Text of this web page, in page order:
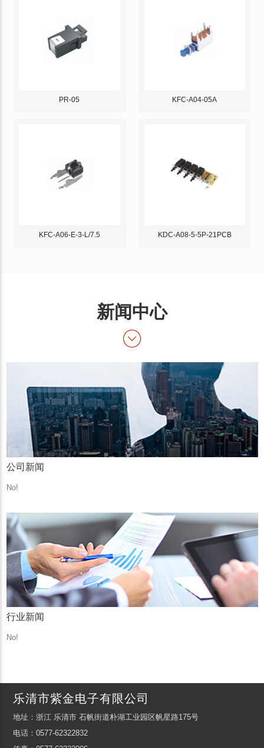
PR-05 KFC-A04-05A
KFC-A06-E-3-L/7.5 KDC-A08-5-5P-21PCB
新闻中心
公司新闻
No!
行业新闻
No!
乐清市紫金电子有限公司
地址：浙江 乐清市 石帆街道朴湖工业园区帆星路175号
电话：0577-62322832